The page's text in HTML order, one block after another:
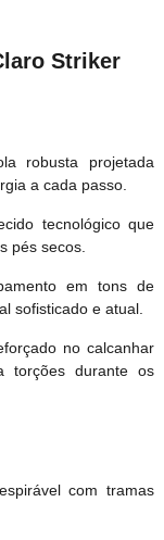
Striker
robusta projetada
a cada passo.
tecnológico que
pés secos.
em tons de
sofisticado e atual.
no calcanhar
torções durante os
com tramas